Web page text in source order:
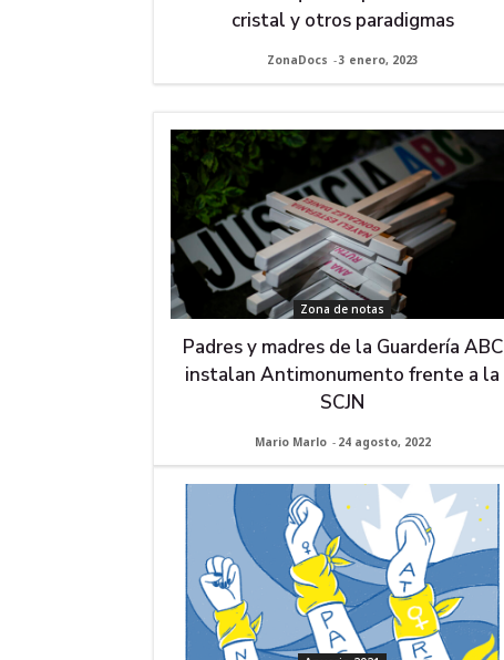
cristal y otros paradigmas
ZonaDocs -3 enero, 2023
Zona de notas
Padres y madres de la Guardería ABC
instalan Antimonumento frente a la
SCJN
Mario Marlo - 24 agosto, 2022